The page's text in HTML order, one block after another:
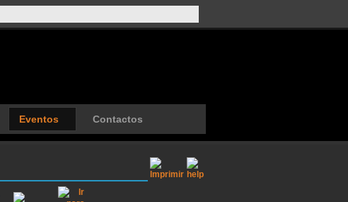
Eventos Contactos